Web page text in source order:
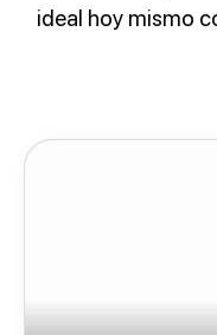
ideal hoy mismo